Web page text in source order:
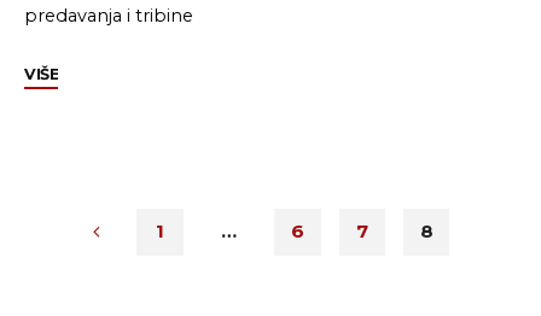
predavanja i tribine
VIŠE"A
1 … 6 7 8